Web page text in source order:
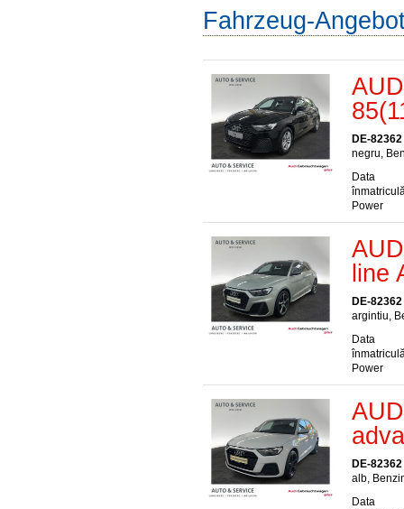
Fahrzeug-
DE-
negru,
Data
Power
line
DE-
argintiu,
Data
Power
DE-
alb,
Data